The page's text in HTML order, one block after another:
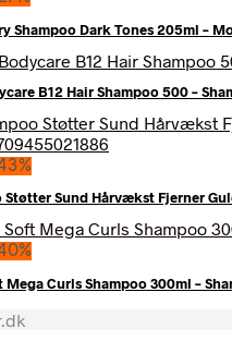
Shampoo Dark Tones 205ml –
B12 Hair Shampoo 500 –
Støtter Sund Hårvækst Fjerner
Curls Shampoo 300ml –